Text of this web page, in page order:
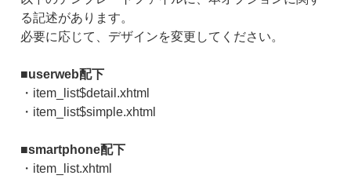
る記述があります。
必要に応じて、デザインを変更してください。
■userweb配下
・item_list$detail.xhtml
・item_list$simple.xhtml
■smartphone配下
・item_list.xhtml